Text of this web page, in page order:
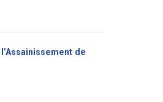
de